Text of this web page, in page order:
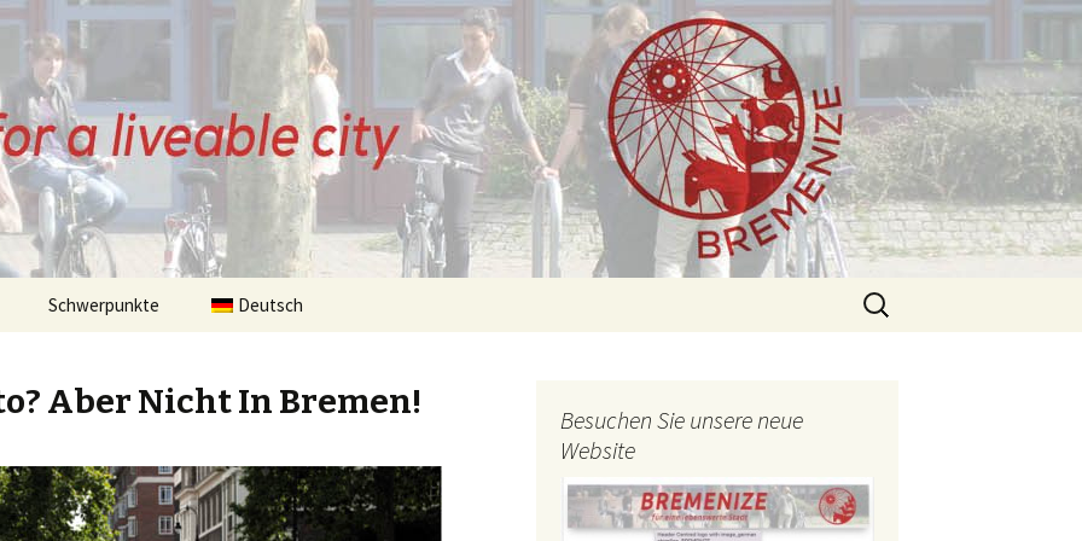
Beiträge
Schwerpunkte
Infrastruktur Fahrradstraße
Deutsch
Suchen
nach:
Aber Nicht In Bremen!
Besuchen Sie unsere neue
Website